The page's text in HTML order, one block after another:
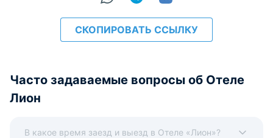
СКОПИРОВАТЬ ССЫЛКУ
Часто задаваемые вопросы об Отеле
Лион
В какое время заезд и выезд в Отеле «Лион»?